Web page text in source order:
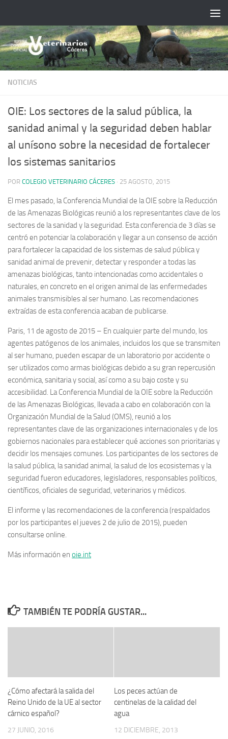
NOTICIAS
OIE: Los sectores de la salud pública, la
sanidad animal y la seguridad deben hablar
al unísono sobre la necesidad de fortalecer
los sistemas sanitarios
POR COLEGIO VETERINARIO CÁCERES · 25 AGOSTO, 2015
El mes pasado, la Conferencia Mundial de la OIE sobre la Reducción
de las Amenazas Biológicas reunió a los representantes clave de los
sectores de la sanidad y la seguridad. Esta conferencia de 3 días se
centró en potenciar la colaboración y llegar a un consenso de acción
para fortalecer la capacidad de los sistemas de salud pública y
sanidad animal de prevenir, detectar y responder a todas las
amenazas biológicas, tanto intencionadas como accidentales o
naturales, en concreto en el origen animal de las enfermedades
animales transmisibles al ser humano. Las recomendaciones
extraídas de esta conferencia acaban de publicarse.
Paris, 11 de agosto de 2015 – En cualquier parte del mundo, los
agentes patógenos de los animales, incluidos los que se transmiten
al ser humano, pueden escapar de un laboratorio por accidente o
ser utilizados como armas biológicas debido a su gran repercusión
económica, sanitaria y social, así como a su bajo coste y su
accesibilidad. La Conferencia Mundial de la OIE sobre la Reducción
de las Amenazas Biológicas, llevada a cabo en colaboración con la
Organización Mundial de la Salud (OMS), reunió a los
representantes clave de las organizaciones internacionales y de los
gobiernos nacionales para establecer qué acciones son prioritarias y
decidir los mensajes comunes. Los participantes de los sectores de
la salud pública, la sanidad animal, la salud de los ecosistemas y la
seguridad fueron educadores, legisladores, responsables políticos,
científicos, oficiales de seguridad, veterinarios y médicos.
El informe y las recomendaciones de la conferencia (respaldados
por los participantes el jueves 2 de julio de 2015), pueden
consultarse online.
Más información en oie.int
TAMBIÉN TE PODRÍA GUSTAR...
¿Cómo afectará la salida del
Reino Unido de la UE al sector
cárnico español?
27 JUNIO, 2016
Los peces actúan de
centinelas de la calidad del
agua
12 DICIEMBRE, 2013